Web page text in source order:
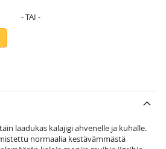
laadukas kalajigi ahvenelle ja kuhalle.
normaalia kestävämmästä